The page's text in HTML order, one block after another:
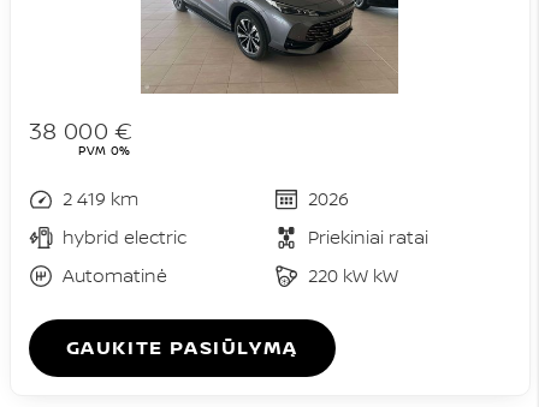
38 000 €
PVM 0%
2 419 km
2026
hybrid electric
Priekiniai ratai
Automatinė
220 kW kW
GAUKITE PASIŪLYMĄ